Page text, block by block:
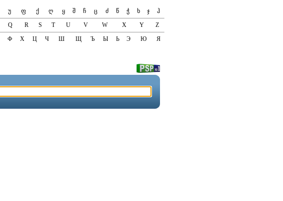
უ ფ ქ ღ ყ შ ჩ ც ძ წ ჭ ხ ჯ
ჰ
Q R S T U V W X Y
Z
Ф Х Ц Ч Ш Щ Ъ Ы Ь Э Ю Я